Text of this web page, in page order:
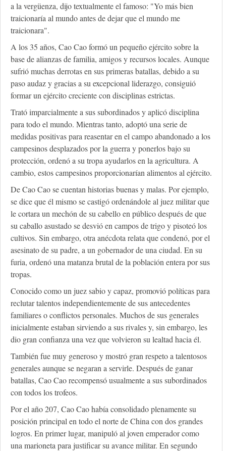
a la vergüenza, dijo textualmente el famoso: "Yo más bien
traicionaría al mundo antes de dejar que el mundo me
traicionara".
A los 35 años, Cao Cao formó un pequeño ejército sobre la
base de alianzas de familia, amigos y recursos locales. Aunque
sufrió muchas derrotas en sus primeras batallas, debido a su
paso audaz y gracias a su excepcional liderazgo, consiguió
formar un ejército creciente con disciplinas estrictas.
Trató imparcialmente a sus subordinados y aplicó disciplina
para todo el mundo. Mientras tanto, adoptó una serie de
medidas positivas para reasentar en el campo abandonado a los
campesinos desplazados por la guerra y ponerlos bajo su
protección, ordenó a su tropa ayudarlos en la agricultura. A
cambio, estos campesinos proporcionarían alimentos al ejército.
De Cao Cao se cuentan historias buenas y malas. Por ejemplo,
se dice que él mismo se castigó ordenándole al juez militar que
le cortara un mechón de su cabello en público después de que
su caballo asustado se desvió en campos de trigo y pisoteó los
cultivos. Sin embargo, otra anécdota relata que condenó, por el
asesinato de su padre, a un gobernador de una ciudad. En su
furia, ordenó una matanza brutal de la población entera por sus
tropas.
Conocido como un juez sabio y capaz, promovió políticas para
reclutar talentos independientemente de sus antecedentes
familiares o conflictos personales. Muchos de sus generales
inicialmente estaban sirviendo a sus rivales y, sin embargo, les
dio gran confianza una vez que volvieron su lealtad hacia él.
También fue muy generoso y mostró gran respeto a talentosos
generales aunque se negaran a servirle. Después de ganar
batallas, Cao Cao recompensó usualmente a sus subordinados
con todos los trofeos.
Por el año 207, Cao Cao había consolidado plenamente su
posición principal en todo el norte de China con dos grandes
logros. En primer lugar, manipuló al joven emperador como
una marioneta para justificar su avance militar. En segundo